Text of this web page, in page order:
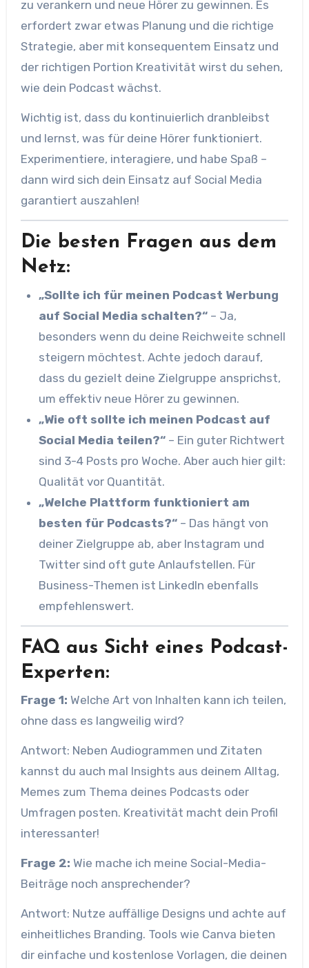
zu verankern und neue Hörer zu gewinnen. Es
erfordert zwar etwas Planung und die richtige
Strategie, aber mit konsequentem Einsatz und
der richtigen Portion Kreativität wirst du sehen,
wie dein Podcast wächst.
Wichtig ist, dass du kontinuierlich dranbleibst
und lernst, was für deine Hörer funktioniert.
Experimentiere, interagiere, und habe Spaß –
dann wird sich dein Einsatz auf Social Media
garantiert auszahlen!
Die besten Fragen aus dem
Netz:
„Sollte ich für meinen Podcast Werbung
auf Social Media schalten?“– Ja,
besonders wenn du deine Reichweite schnell
steigern möchtest. Achte jedoch darauf,
dass du gezielt deine Zielgruppe ansprichst,
um effektiv neue Hörer zu gewinnen.
„Wie oft sollte ich meinen Podcast auf
Social Media teilen?“– Ein guter Richtwert
sind 3-4 Posts pro Woche. Aber auch hier gilt:
Qualität vor Quantität.
„Welche Plattform funktioniert am
besten für Podcasts?“– Das hängt von
deiner Zielgruppe ab, aber Instagram und
Twitter sind oft gute Anlaufstellen. Für
Business-Themen ist LinkedIn ebenfalls
empfehlenswert.
FAQ aus Sicht eines Podcast-
Experten:
Frage 1: Welche Art von Inhalten kann ich teilen,
ohne dass es langweilig wird?
Antwort: Neben Audiogrammen und Zitaten
kannst du auch mal Insights aus deinem Alltag,
Memes zum Thema deines Podcasts oder
Umfragen posten. Kreativität macht dein Profil
interessanter!
Frage 2: Wie mache ich meine Social-Media-
Beiträge noch ansprechender?
Antwort: Nutze auffällige Designs und achte auf
einheitliches Branding. Tools wie Canva bieten
dir einfache und kostenlose Vorlagen, die deinen